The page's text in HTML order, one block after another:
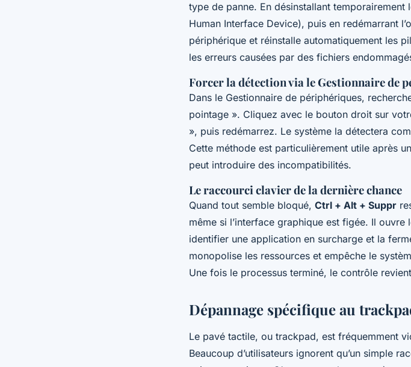
type de panne. En désinstallant
Human Interface Device), puis en redémarrant
périphérique et réinstalle automatiquement les
les erreurs causées par des fichiers
Forcer la détection via le Gestionnaire de
Dans le Gestionnaire de périphériques,
pointage ». Cliquez avec le bouton droit sur
», puis redémarrez. Le système la détectera
Cette méthode est particulièrement utile après
peut introduire des incompatibilités.
Le raccourci clavier de la dernière chance
Quand tout semble bloqué, Ctrl + Alt + Suppr
même si l’interface graphique est figée. Il
identifier une application en surcharge et la
monopolise les ressources et empêche le
Une fois le processus terminé, le contrôle
Dépannage spécifique au
Le pavé tactile, ou trackpad, est fréquemment
Beaucoup d’utilisateurs ignorent qu’un simple